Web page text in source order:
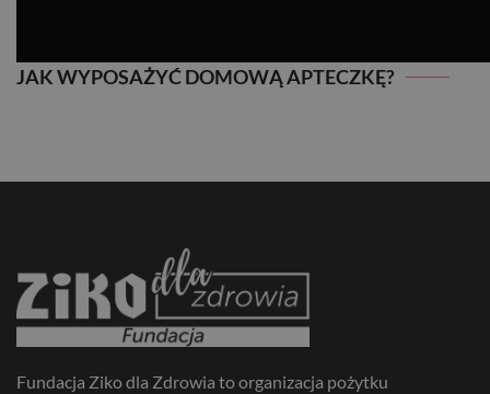
JAK WYPOSAŻYĆ DOMOWĄ APTECZKĘ?
Fundacja Ziko dla Zdrowia to organizacja pożytku